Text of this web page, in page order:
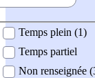
Temps plein (1)
Temps partiel
Non renseignée